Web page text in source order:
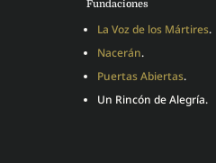
Fundaciones
La Voz de los Mártires.
Nacerán.
Puertas Abiertas.
Un Rincón de Alegría.